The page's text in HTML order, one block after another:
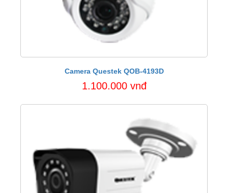
Camera Questek QOB-4193D
1.100.000 vnđ